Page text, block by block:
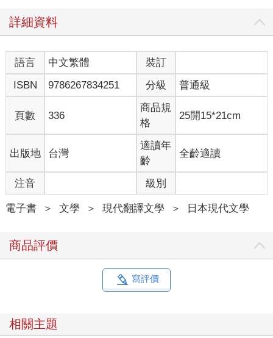
我花了點時間才聽懂她的意思。
「妳說的『這邊』，指的是這些放經典文學、絕版書等珍本書的
書櫃？」
那邊有三個以L形靠牆擺放的書櫃，裡面滿滿的都是書。美希喜停
頓了一下，才點頭說「對」。
「『整理』的意思……是要撤掉這幾個書櫃？」
她又停頓了一下（這次停頓的時間比剛剛再長一點），才深深點
「這個嘛……。」
收銀檯旁邊這幾個書櫃裡的書，可說是本店的心臟；雖然我這麼
認為，但她似乎不這麼想。要是改了這個部分，整家店就完全不
詳細資料
語言 中文繁體
裝訂
ISBN
9786267834251 分級 普通級
頁數 336
商品規
格
25開15*21cm
出版地 台灣
適讀年
齡
全齡適讀
注音 級別
電子書 ＞ 文學 ＞ 現代翻譯文學 ＞ 日本現代文學
商品評價
寫評價
相關主題